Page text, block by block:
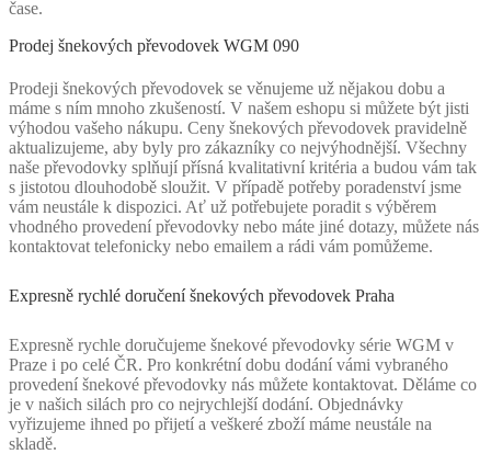
čase.
Prodej šnekových převodovek WGM 090
Prodeji šnekových převodovek se věnujeme už nějakou dobu a
máme s ním mnoho zkušeností. V našem eshopu si můžete být jisti
výhodou vašeho nákupu. Ceny šnekových převodovek pravidelně
aktualizujeme, aby byly pro zákazníky co nejvýhodnější. Všechny
naše převodovky splňují přísná kvalitativní kritéria a budou vám tak
s jistotou dlouhodobě sloužit. V případě potřeby poradenství jsme
vám neustále k dispozici. Ať už potřebujete poradit s výběrem
vhodného provedení převodovky nebo máte jiné dotazy, můžete nás
kontaktovat telefonicky nebo emailem a rádi vám pomůžeme.
Expresně rychlé doručení šnekových převodovek Praha
Expresně rychle doručujeme šnekové převodovky série WGM v
Praze i po celé ČR. Pro konkrétní dobu dodání vámi vybraného
provedení šnekové převodovky nás můžete kontaktovat. Děláme co
je v našich silách pro co nejrychlejší dodání. Objednávky
vyřizujeme ihned po přijetí a veškeré zboží máme neustále na
skladě.